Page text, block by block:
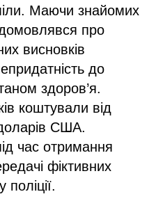
Маючи знайомих
домовлявся про
висновків
до
здоров’я.
коштували від
США.
час отримання
фіктивних